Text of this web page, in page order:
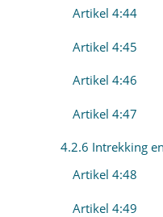
Artikel 4:44
Artikel 4:45
Artikel 4:46
Artikel 4:47
4.2.6 Intrekking
Artikel 4:48
Artikel 4:49